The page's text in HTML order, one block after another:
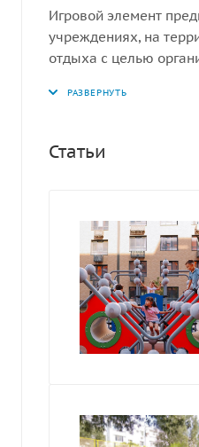
Игровой элемент
учреждениях, на
отдыха с целью
Статьи